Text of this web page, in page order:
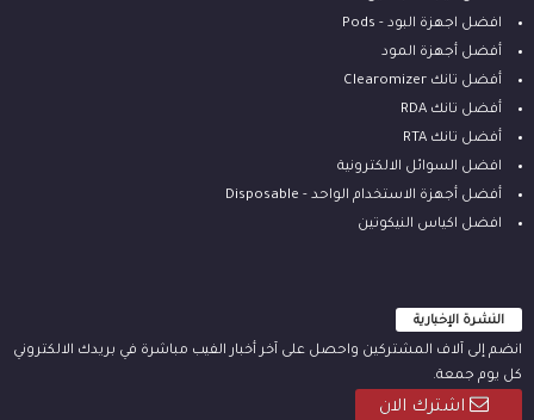
افضل اجهزة البود - Pods
أفضل أجهزة المود
أفضل تانك Clearomizer
أفضل تانك RDA
أفضل تانك RTA
افضل السوائل الالكترونية
أفضل أجهزة الاستخدام الواحد - Disposable
افضل اكياس النيكوتين
النشرة الإخبارية
انضم إلى آلاف المشتركين واحصل على آخر أخبار الفيب مباشرة في بريدك الالكتروني
كل يوم جمعة.
اشترك الان